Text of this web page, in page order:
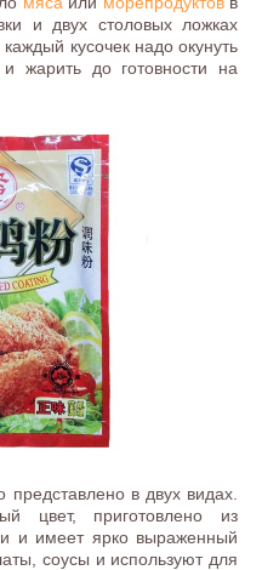
и двух столовых ложках
кусочек надо окунуть
жарить до готовности на
представлено в двух видах.
цвет, приготовлено из
и имеет ярко выраженный
соусы и используют для